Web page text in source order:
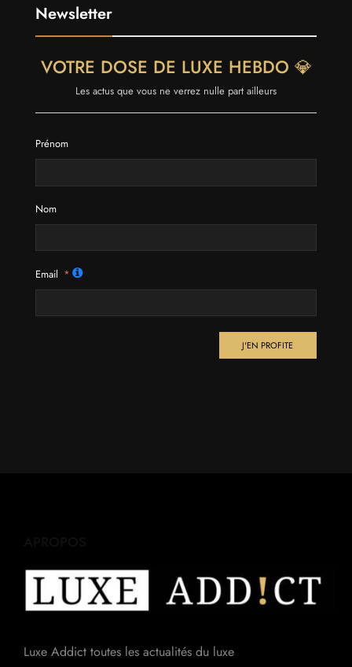
Newsletter
VOTRE DOSE DE LUXE HEBDO 💎
Les actus que vous ne verrez nulle part ailleurs
Prénom
Nom
Email
J'EN PROFITE
Luxe Addict toutes les actualités du luxe